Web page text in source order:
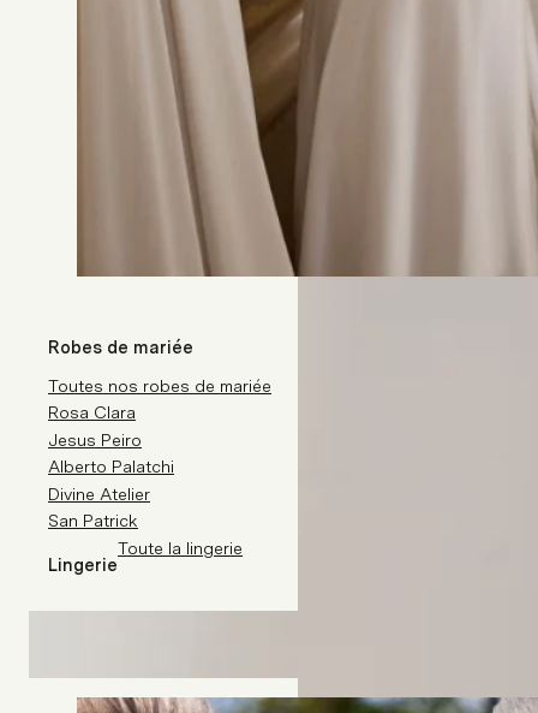
Robes de mariée
Toutes nos robes de mariée
Rosa Clara
Jesus Peiro
Alberto Palatchi
Divine Atelier
San Patrick
Lingerie
Toute la lingerie